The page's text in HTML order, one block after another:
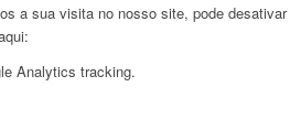
a sua visita no nosso site, pode desativar
Analytics tracking.